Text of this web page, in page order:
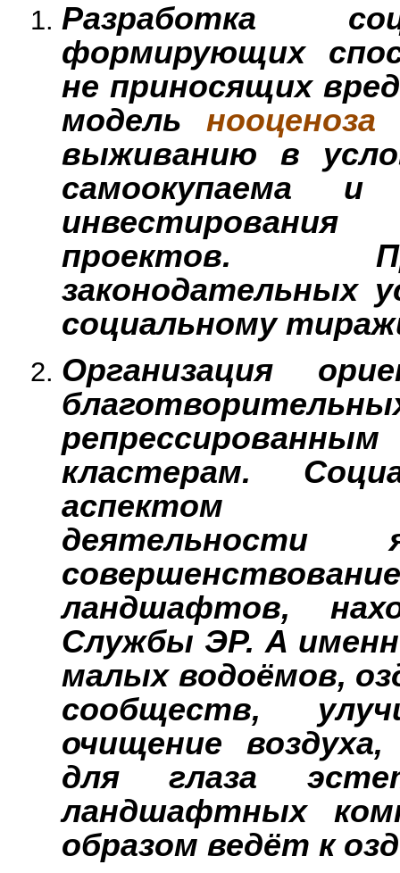
Разработка
формирующих
не приносящих
модель нооценоза
выживанию в
самоокупаема
проектов.
законодательных
социальному
Организация
кластерам.
аспектом
деятельности
ландшафтов,
Службы ЭР. А
малых водоёмов,
сообществ,
очищение
для глаза
ландшафтных
образом ведёт к